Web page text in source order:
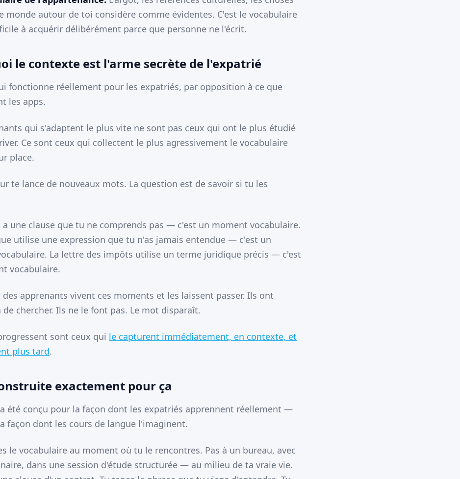
monde autour de toi considère comme évidentes. C'est le vocabulaire
à acquérir délibérément parce que personne ne l'écrit.
le contexte est l'arme secrète de l'expatrié
fonctionne réellement pour les expatriés, par opposition à ce que
les apps.
qui s'adaptent le plus vite ne sont pas ceux qui ont le plus étudié
Ce sont ceux qui collectent le plus agressivement le vocabulaire
place.
te lance de nouveaux mots. La question est de savoir si tu les
a une clause que tu ne comprends pas — c'est un moment vocabulaire.
utilise une expression que tu n'as jamais entendue — c'est un
La lettre des impôts utilise un terme juridique précis — c'est
vocabulaire.
des apprenants vivent ces moments et les laissent passer. Ils ont
chercher. Ils ne le font pas. Le mot disparaît.
sont ceux qui le capturent immédiatement, en contexte, et
plus tard.
exactement pour ça
été conçu pour la façon dont les expatriés apprennent réellement —
façon dont les cours de langue l'imaginent.
le vocabulaire au moment où tu le rencontres. Pas à un bureau, avec
dans une session d'étude structurée — au milieu de ta vraie vie.